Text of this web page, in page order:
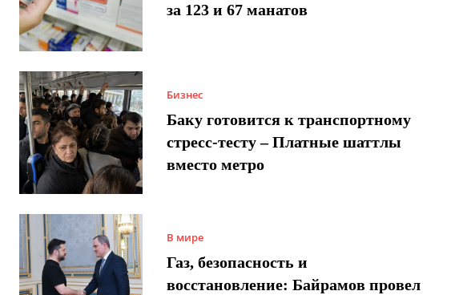
за 123 и 67 манатов
Бизнес
Баку готовится к транспортному
стресс-тесту – Платные шаттлы
вместо метро
В мире
Газ, безопасность и
восстановление: Байрамов провел